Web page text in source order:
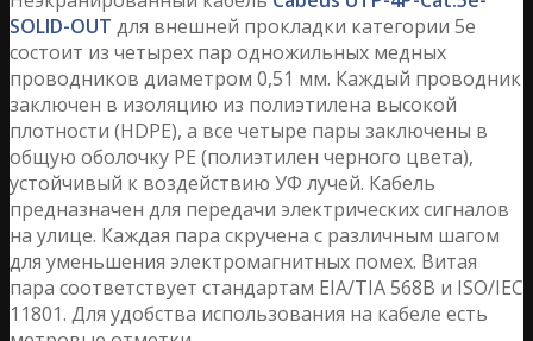
SOLID-OUT для внешней прокладки категории 5е
состоит из четырех пар одножильных медных
проводников диаметром 0,51 мм. Каждый проводник
заключен в изоляцию из полиэтилена высокой
плотности (HDPE), а все четыре пары заключены в
общую оболочку PE (полиэтилен черного цвета),
устойчивый к воздействию УФ лучей. Кабель
предназначен для передачи электрических сигналов
на улице. Каждая пара скручена с различным шагом
для уменьшения электромагнитных помех. Витая
пара соответствует стандартам EIA/TIA 568B и ISO/IEC
11801. Для удобства использования на кабеле есть